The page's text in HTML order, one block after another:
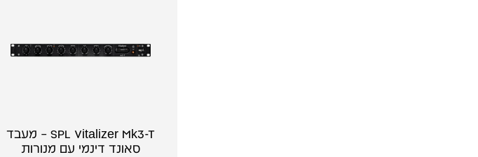
SPL Vitalizer Mk3-T – מעבד
סאונד דינמי עם מנורות